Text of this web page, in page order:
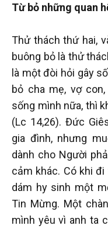
Từ bỏ những quan
Thử thách thứ hai,
buông bỏ là thử
là một đòi hỏi gây
bỏ cha mẹ, vợ
sống mình nữa, thì
(Lc 14,26). Đức
gia đình, nhưng
dành cho Người
cảm khác. Có khi
dám hy sinh một
Tin Mừng. Một
mình yêu vì anh ta